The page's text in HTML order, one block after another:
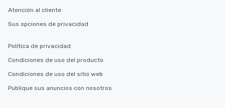
Atención al cliente
Sus opciones de privacidad
Política de privacidad
Condiciones de uso del producto
Condiciones de uso del sitio web
Publique sus anuncios con nosotros